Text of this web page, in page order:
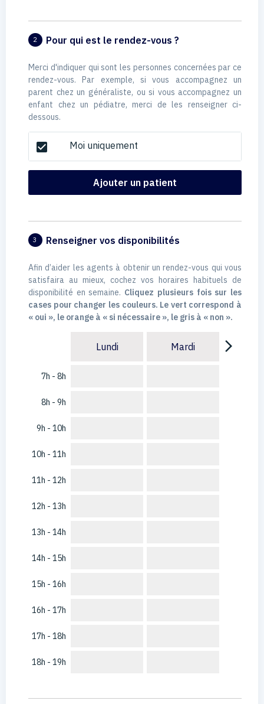
2 Pour qui est le rendez-vous ?
Merci d'indiquer qui sont les personnes concernées par ce
rendez-vous. Par exemple, si vous accompagnez un
parent chez un généraliste, ou si vous accompagnez un
enfant chez un pédiatre, merci de les renseigner ci-
dessous.
check_box Moi uniquement
Ajouter un patient
3 Renseigner vos disponibilités
Afin d’aider les agents à obtenir un rendez-vous qui vous
satisfaira au mieux, cochez vos horaires habituels de
disponibilité en semaine. Cliquez plusieurs fois sur les
cases pour changer les couleurs. Le vert correspond à
« oui », le orange à « si nécessaire », le gris à « non ».
7h - 8h
8h - 9h
9h - 10h
10h - 11h
11h - 12h
12h - 13h
13h - 14h
14h - 15h
15h - 16h
16h - 17h
17h - 18h
18h - 19h
Lundi Mardi arrow_forward_ios